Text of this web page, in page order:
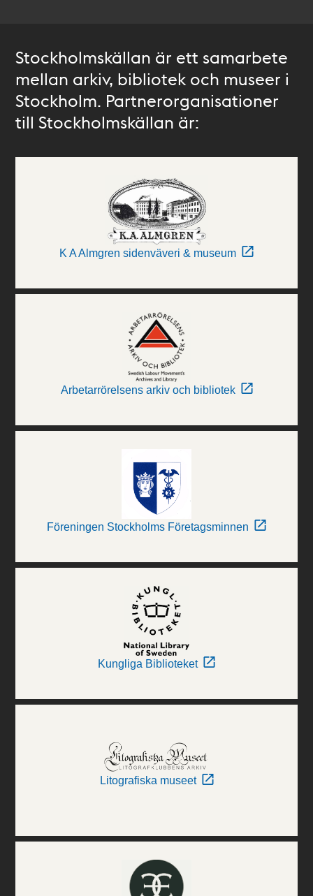
Stockholmskällan är ett samarbete
mellan arkiv, bibliotek och museer i
Stockholm. Partnerorganisationer
till Stockholmskällan är:
K A Almgren sidenväveri & museum
Arbetarrörelsens arkiv och bibliotek
Föreningen Stockholms Företagsminnen
Kungliga Biblioteket
Litografiska museet